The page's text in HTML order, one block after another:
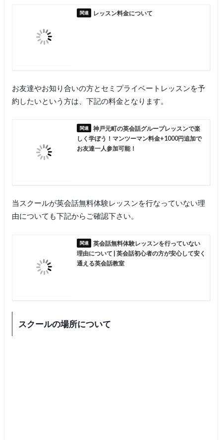
レッスン料金について
お友達やお知り合いの方とセミプライベートレッスンを予
約したいという方は、下記の料金となります。
神戸元町の英会話グループレッスンで楽
しく学ぼう！マンツーマン料金+1000円追加で
お友達一人参加可能！
当スクールが英会話無料体験レッスンを行なっていない理
由についても下記からご確認下さい。
英会話無料体験レッスンを行っていない
理由について | 英会話初心者の方が安心して安く
通える英会話教室
スクールの場所について